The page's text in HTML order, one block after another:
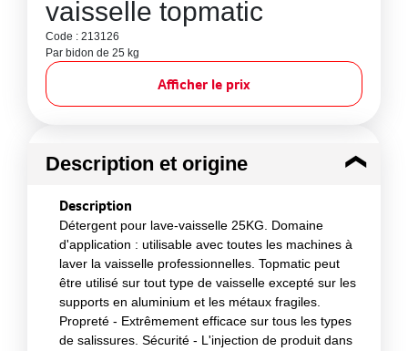
vaisselle topmatic
Code : 213126
Par bidon de 25 kg
Afficher le prix
Description et origine
Description
Détergent pour lave-vaisselle 25KG. Domaine
d'application : utilisable avec toutes les machines à
laver la vaisselle professionnelles. Topmatic peut
être utilisé sur tout type de vaisselle excepté sur les
supports en aluminium et les métaux fragiles.
Propreté - Extrêmement efficace sur tous les types
de salissures. Sécurité - L'injection de produit dans